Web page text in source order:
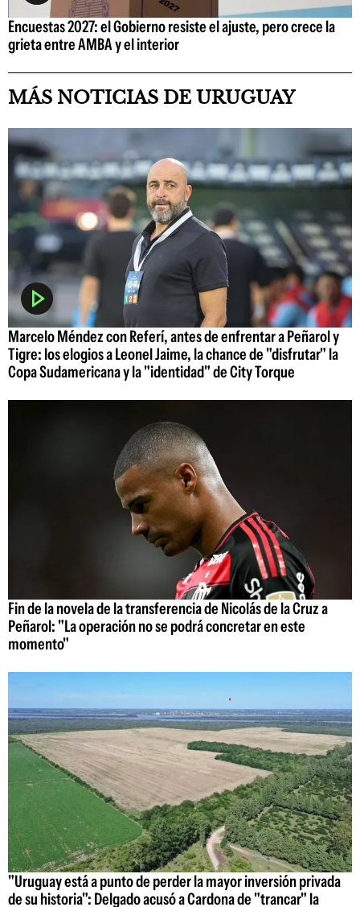
Encuestas 2027: el Gobierno resiste el ajuste, pero crece la
grieta entre AMBA y el interior
MÁS NOTICIAS DE URUGUAY
Marcelo Méndez con Referí, antes de enfrentar a Peñarol y
Tigre: los elogios a Leonel Jaime, la chance de "disfrutar" la
Copa Sudamericana y la "identidad" de City Torque
Fin de la novela de la transferencia de Nicolás de la Cruz a
Peñarol: "La operación no se podrá concretar en este
momento"
"Uruguay está a punto de perder la mayor inversión privada
de su historia": Delgado acusó a Cardona de "trancar" la